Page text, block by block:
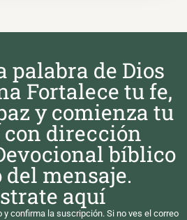
palabra de Dios
Fortalece tu fe,
y comienza tu
con dirección
bíblico
del mensaje.
aquí
y confirma la suscripción. Si no ves el correo